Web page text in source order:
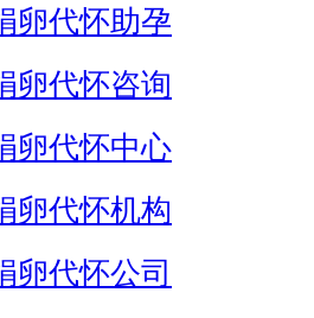
卵代怀助孕
卵代怀咨询
卵代怀中心
卵代怀机构
卵代怀公司